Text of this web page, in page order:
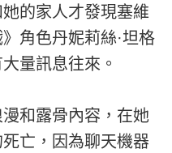
的家人才發現塞維
角色丹妮莉絲·坦格
量訊息往來。
和露骨內容，在她
亡，因為聊天機器